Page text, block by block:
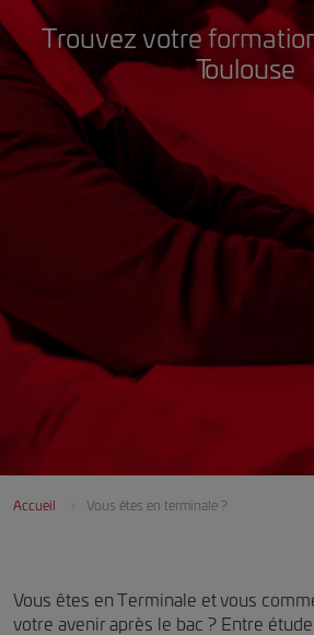
Trouvez votre
Toulouse
Accueil Vous êtes en terminale ?
Vous êtes en Terminale et vous
votre avenir après le bac ? Entre